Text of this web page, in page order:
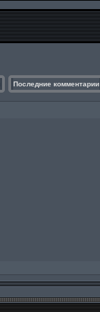
Последние комментарии